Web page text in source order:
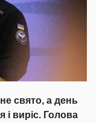
свято, а день
і виріс. Голова